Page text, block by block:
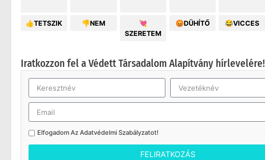
👍TETSZIK 👎NEM
💘
SZERETEM
😡DÜHÍTŐ 😂VICCES
Iratkozzon fel a Védett Társadalom Alapítvány hírlevelére!
Elfogadom AzAdatvédelmi Szabályzatot!
FELIRATKOZÁS